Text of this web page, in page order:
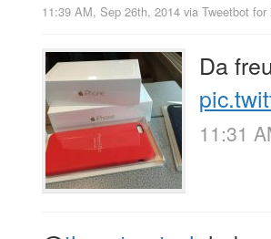
11:39 AM, Sep 26th, 2014 via Tweetbot for
Da
11:31